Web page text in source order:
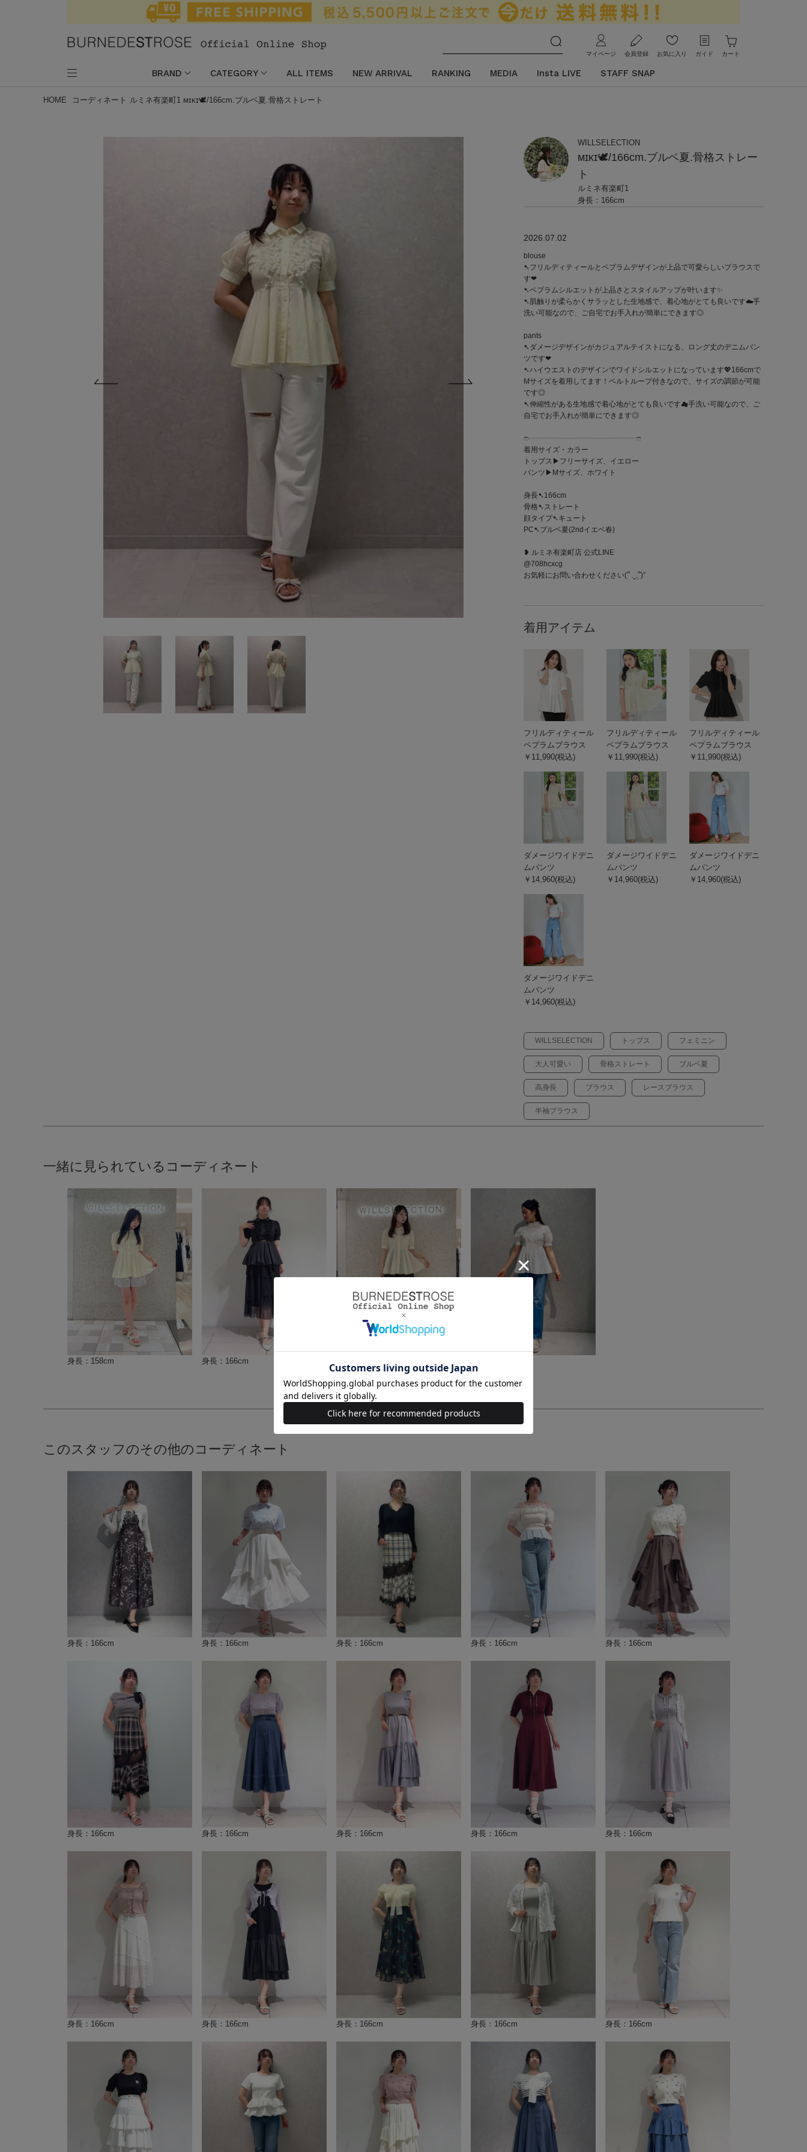
マイページ 会員登録 お気に入り ガイド カート
BRAND CATEGORY ALL ITEMS NEW ARRIVAL RANKING MEDIA Insta LIVE STAFF SNAP
HOME コーディネート ルミネ有楽町1 ᴍɪᴋɪ🕊/166cm.ブルベ夏.骨格ストレート
2026.07.02
WILLSELECTION
ルミネ有楽町1
ᴍɪᴋɪ🕊/166cm.ブルベ夏.骨格ストレー
ト
身長：166cm
blouse
➷フリルディティールとペプラムデザインが上品で可愛らしいブラウスで
す‪‪❤︎‬
➷ペプラムシルエットが上品さとスタイルアップが叶います✨️
➷肌触りが柔らかくサラッとした生地感で、着心地がとても良いです☁️手
洗い可能なので、ご自宅でお手入れが簡単にできます◎
pants
➷ダメージデザインがカジュアルテイストになる、ロング丈のデニムパン
ツです‪‪❤︎‬
➷ハイウエストのデザインでワイドシルエットになっています💖166cmで
Mサイズを着用してます！ベルトループ付きなので、サイズの調節が可能
です◎
➷伸縮性がある生地感で着心地がとても良いです︎︎☁手洗い可能なので、ご
自宅でお手入れが簡単にできます◎
ෆ‪┈┈┈┈┈┈┈┈┈┈┈┈┈┈┈ෆ‪
着用サイズ・カラー
トップス▶︎フリーサイズ、イエロー
パンツ▶︎Mサイズ、ホワイト
身長➷166cm
骨格➷ストレート
顔タイプ➷キュート
PC➷ブルベ夏(2ndイエベ春)
❥ ルミネ有楽町店 公式LINE
@708hcxcg
お気軽にお問い合わせください(՞ ܸ.‪ˬ.ܸ՞)”
WILLSELECTION トップス フェミニン
大人可愛い 骨格ストレート ブルベ夏
高身長 ブラウス レースブラウス
半袖ブラウス
着用アイテム
フリルディティール
ペプラムブラウス
￥11,990(税込)
フリルディティール
ペプラムブラウス
￥11,990(税込)
フリルディティール
ペプラムブラウス
￥11,990(税込)
ダメージワイドデニ
ムパンツ
￥14,960(税込)
ダメージワイドデニ
ムパンツ
￥14,960(税込)
ダメージワイドデニ
ムパンツ
￥14,960(税込)
ダメージワイドデニ
ムパンツ
￥14,960(税込)
一緒に見られているコーディネート
身長：158cm 身長：166cm
このスタッフのその他のコーディネート
身長：166cm 身長：166cm 身長：166cm 身長：166cm 身長：166cm
身長：166cm 身長：166cm 身長：166cm 身長：166cm 身長：166cm
身長：166cm 身長：166cm 身長：166cm 身長：166cm 身長：166cm